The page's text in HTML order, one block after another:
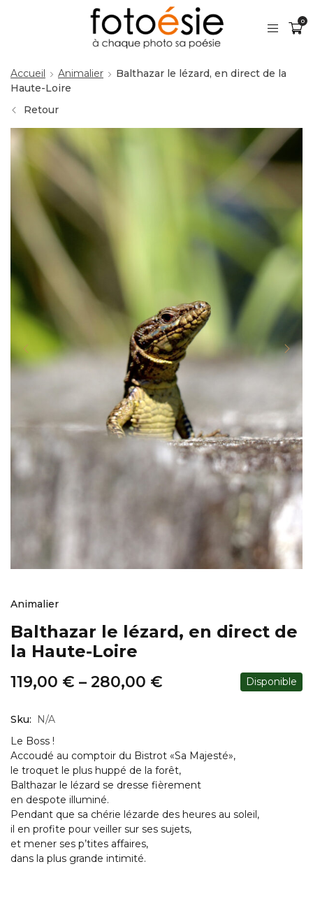
0
Accueil Animalier
Balthazar le lézard, en direct de la
Haute-Loire
Retour
Animalier
Balthazar le lézard, en direct de
la Haute-Loire
119,00 € – 280,00 € Disponible
Sku:
N/A
Le Boss !
Accoudé au comptoir du Bistrot «Sa Majesté»,
le troquet le plus huppé de la forêt,
Balthazar le lézard se dresse fièrement
en despote illuminé.
Pendant que sa chérie lézarde des heures au soleil,
il en profite pour veiller sur ses sujets,
et mener ses p’tites affaires,
dans la plus grande intimité.